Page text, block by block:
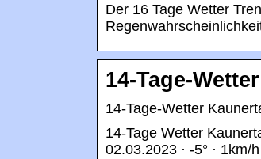
Der 16 Tage Wetter
14-Tage-
14-Tage-Wetter
14-Tage Wetter
02.03.2023 · -5° · 1km/